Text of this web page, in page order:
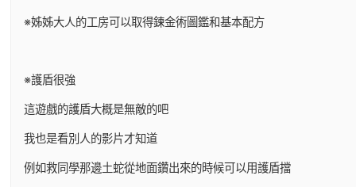
※姊姊大人的工房可以取得鍊金術圖鑑和基本配方
※護盾很強
這遊戲的護盾大概是無敵的吧
我也是看別人的影片才知道
例如救同學那邊土蛇從地面鑽出來的時候可以用護盾擋